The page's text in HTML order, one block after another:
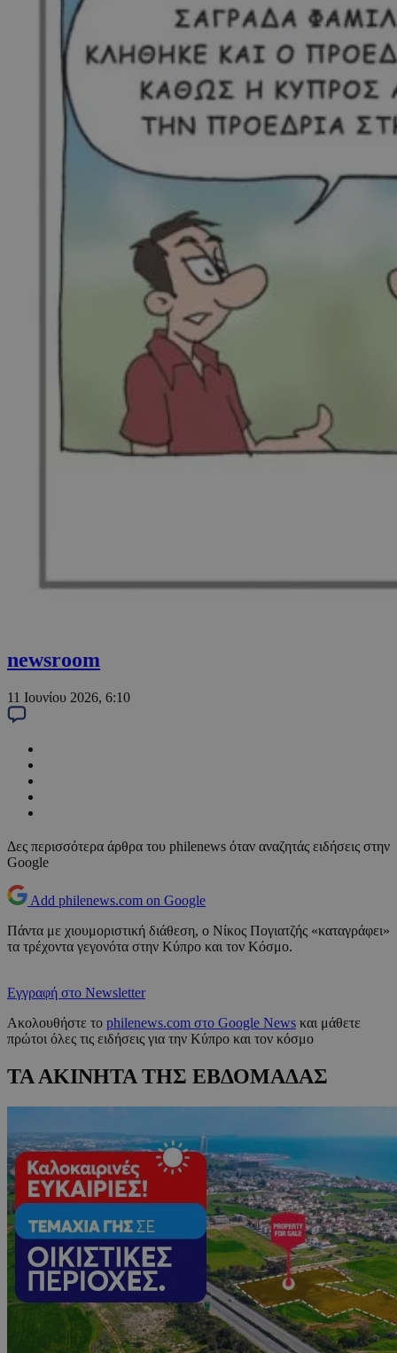
newsroom
11 Ιουνίου 2026, 6:10
Δες περισσότερα άρθρα του philenews όταν αναζητάς ειδήσεις στην
Google
Add philenews.com on Google
Πάντα με χιουμοριστική διάθεση, ο Νίκος Πογιατζής «καταγράφει»
τα τρέχοντα γεγονότα στην Κύπρο και τον Κόσμο.
Εγγραφή στο Newsletter
Ακολουθήστε το philenews.com στο Google News και μάθετε
πρώτοι όλες τις ειδήσεις για την Κύπρο και τον κόσμο
ΤΑ ΑΚΙΝΗΤΑ ΤΗΣ ΕΒΔΟΜΑΔΑΣ